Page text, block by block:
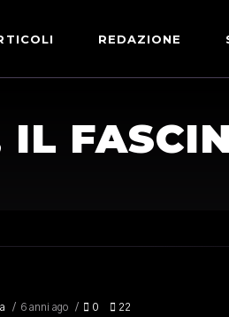
REDAZIONE
6 anni ago 0 22